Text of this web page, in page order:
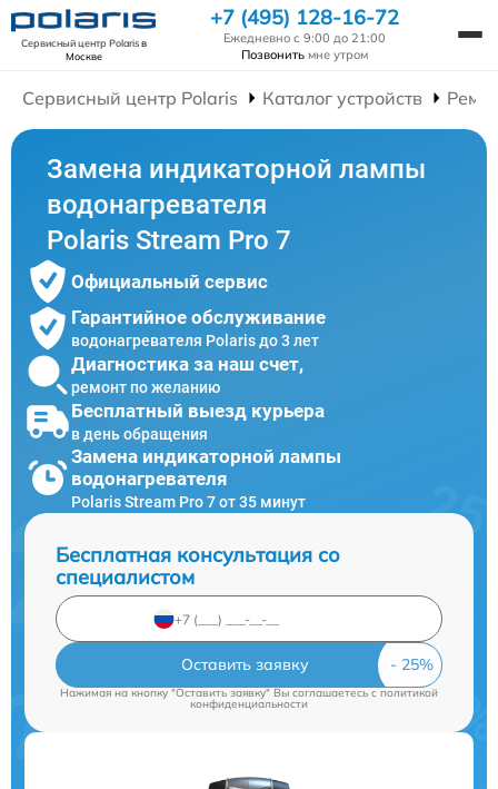
Сервисный центр Polarisв
Москве
+7 (495) 128-16-72
Ежедневно с 9:00 до 21:00
Позвонить мне утром
Сервисный центр Polaris Каталог устройств
Замена индикаторной лампы
водонагревателя
Polaris Stream Pro 7
Официальный сервис
Гарантийное обслуживание
водонагревателя Polaris до 3 лет
Диагностика за наш счет,
ремонт по желанию
Бесплатный выезд курьера
в день обращения
Замена индикаторной лампы
водонагревателя
Polaris Stream Pro 7 от 35 минут
Бесплатная консультация со
специалистом
Оставить заявку
Нажимая на кнопку "Оставить заявку" Вы соглашаетесь cполитикой
конфиденциальности